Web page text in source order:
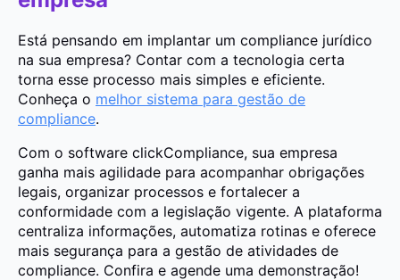
Está pensando em implantar um compliance jurídico
na sua empresa? Contar com a tecnologia certa
torna esse processo mais simples e eficiente.
Conheça o melhor sistema para gestão de
compliance.
Com o software clickCompliance, sua empresa
ganha mais agilidade para acompanhar obrigações
legais, organizar processos e fortalecer a
conformidade com a legislação vigente. A plataforma
centraliza informações, automatiza rotinas e oferece
mais segurança para a gestão de atividades de
compliance. Confira e agende uma demonstração!